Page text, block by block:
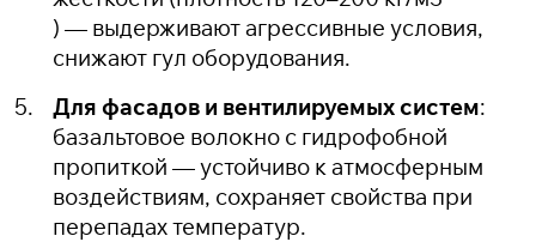
) — выдерживают агрессивные условия,
снижают гул оборудования.
Для фасадов и вентилируемых систем:
базальтовое волокно с гидрофобной
пропиткой — устойчиво к атмосферным
воздействиям, сохраняет свойства при
перепадах температур.